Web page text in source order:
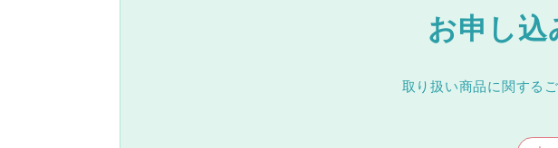
お申し込
取り扱い商品に関する